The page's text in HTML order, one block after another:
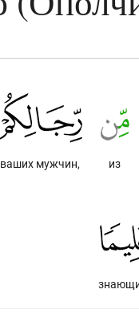
из
ваших мужчин,